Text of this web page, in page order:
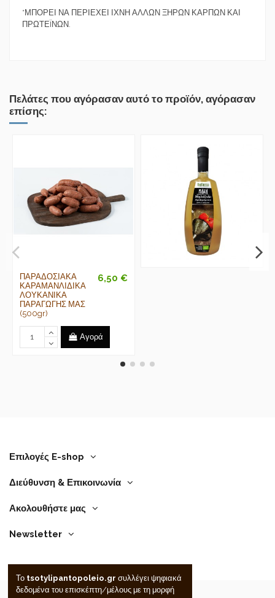
*ΜΠΟΡΕΙ ΝΑ ΠΕΡΙΕΧΕΙ ΙΧΝΗ ΑΛΛΩΝ ΞΗΡΩΝ ΚΑΡΠΩΝ ΚΑΙ
ΠΡΩΤΕÏΝΩΝ.
Πελάτες που αγόρασαν αυτό το προϊόν, αγόρασαν
επίσης:
ΠΑΡΑΔΟΣΙΑΚΑ
ΚΑΡΑΜΑΝΛΙΔΙΚΑ
ΛΟΥΚΑΝΙΚΑ
ΠΑΡΑΓΩΓΗΣ ΜΑΣ
(500gr)
6,50 €
Αγορά
Επιλογές E-shop
Διεύθυνση & Επικοινωνία
Ακολουθήστε μας
Newsletter
Το tsotylipantopoleio.gr συλλέγει ψηφιακά
δεδομένα του επισκέπτη/μέλους με τη μορφή